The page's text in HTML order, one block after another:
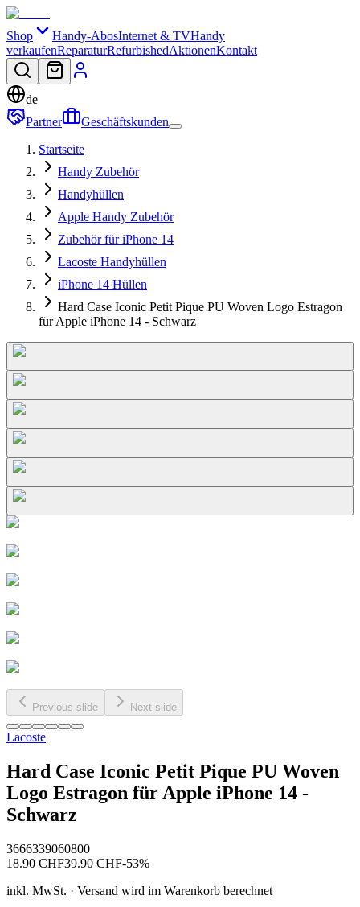
Shop Handy-AbosInternet & TVHandy
verkaufenReparaturRefurbishedAktionenKontakt
de
Partner
Geschäftskunden
Startseite
Handy Zubehör
Handyhüllen
Apple Handy Zubehör
Zubehör für iPhone 14
Lacoste Handyhüllen
iPhone 14 Hüllen
Hard Case Iconic Petit Pique PU Woven Logo Estragon
für Apple iPhone 14 - Schwarz
Previous slide Next slide
Lacoste
Hard Case Iconic Petit Pique PU Woven
Logo Estragon für Apple iPhone 14 -
Schwarz
3666339060800
18.90 CHF39.90 CHF-53%
inkl. MwSt. · Versand wird im Warenkorb berechnet